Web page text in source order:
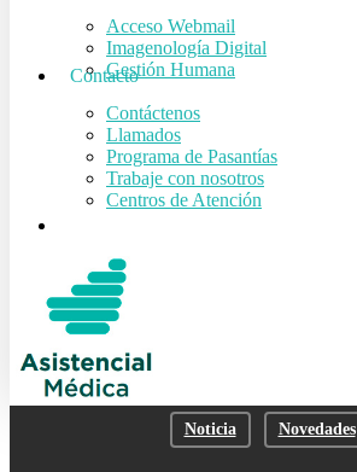
Acceso Webmail
Imagenología Digital
Gestión Humana
Contacto
Contáctenos
Llamados
Programa de Pasantías
Trabaje con nosotros
Centros de Atención
Noticia Novedades